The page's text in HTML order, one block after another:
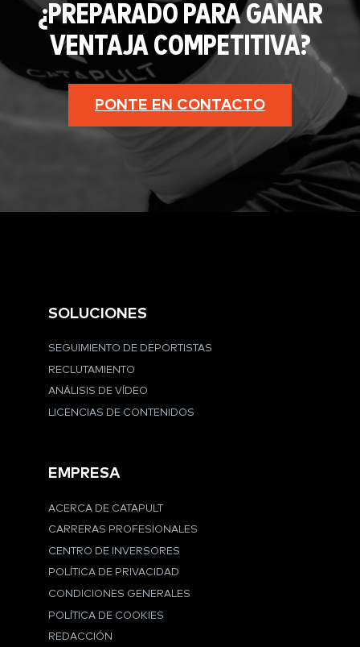
¿PREPARADO PARA GANAR
VENTAJA COMPETITIVA?
PONTE EN CONTACTO
SOLUCIONES
SEGUIMIENTO DE DEPORTISTAS
RECLUTAMIENTO
ANÁLISIS DE VÍDEO
LICENCIAS DE CONTENIDOS
EMPRESA
ACERCA DE CATAPULT
CARRERAS PROFESIONALES
CENTRO DE INVERSORES
POLÍTICA DE PRIVACIDAD
CONDICIONES GENERALES
POLÍTICA DE COOKIES
REDACCIÓN